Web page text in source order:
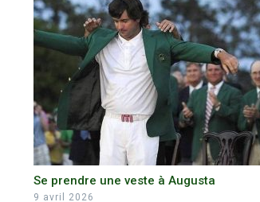
Se prendre une veste à Augusta
9 avril 2026